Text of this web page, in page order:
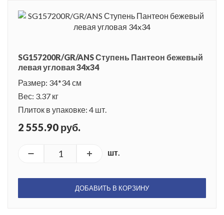
SG157200R/GR/ANS Ступень Пантеон бежевый
левая угловая 34x34
Размер: 34*34 см
Вес: 3.37 кг
Плиток в упаковке: 4 шт.
2 555.90 руб.
шт.
ДОБАВИТЬ В КОРЗИНУ